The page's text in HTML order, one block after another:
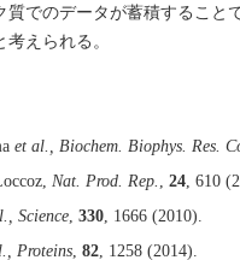
質でのデータが蓄積すること
えられる。
et al., Biochem. Biophys. Res.
Nat. Prod. Rep. 24 , 610
Science 330 , 1666 (2010).
Proteins 82 , 1258 (2014).